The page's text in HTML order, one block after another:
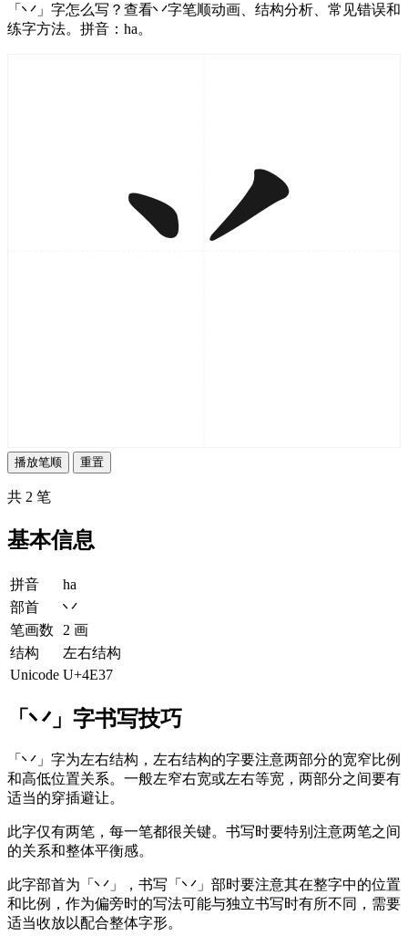
「丷」字怎么写？查看丷字笔顺动画、结构分析、常见错误和
练字方法。拼音：ha。
播放笔顺 重置
共 2 笔
基本信息
拼音
ha
部首
丷
笔画数
2 画
结构
左右结构
Unicode U+4E37
「丷」字书写技巧
「丷」字为左右结构，左右结构的字要注意两部分的宽窄比例
和高低位置关系。一般左窄右宽或左右等宽，两部分之间要有
适当的穿插避让。
此字仅有两笔，每一笔都很关键。书写时要特别注意两笔之间
的关系和整体平衡感。
此字部首为「丷」，书写「丷」部时要注意其在整字中的位置
和比例，作为偏旁时的写法可能与独立书写时有所不同，需要
适当收放以配合整体字形。